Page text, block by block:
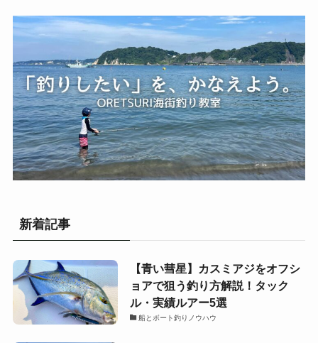
新着記事
【青い彗星】カスミアジをオフシ
ョアで狙う釣り方解説！タック
ル・実績ルアー5選
船とボート釣りノウハウ